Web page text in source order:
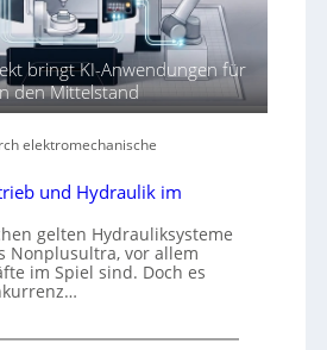
bringt KI-Anwendungen für
den Mittelstand
elektromechanische
und Hydraulik im
gelten Hydrauliksysteme
Nonplusultra, vor allem
im Spiel sind. Doch es